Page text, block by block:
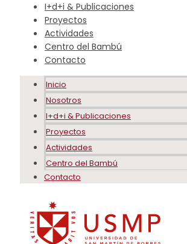
I+d+i & Publicaciones
Proyectos
Actividades
Centro del Bambú
Contacto
Inicio
Nosotros
I+d+i & Publicaciones
Proyectos
Actividades
Centro del Bambú
Contacto